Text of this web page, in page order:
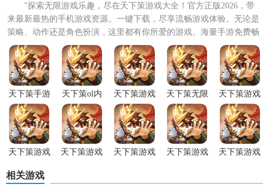
"探索无限游戏乐趣，尽在天下策游戏大全！官方正版2026，带
来最新最热的手机游戏资源。一键下载，尽享流畅游戏体验。无论是
策略、动作还是角色扮演，这里都有你所爱的游戏。海量手游免费畅
享，无需等待，即刻开...
天下策手游
绿色版
天下策ol内
购正式版
天下策游戏
商城版
天下策无限
元宝版
天下策游戏
文字版
天下策游戏
天下策游戏
天下策游戏
天下策游戏
天下策游戏
相关游戏